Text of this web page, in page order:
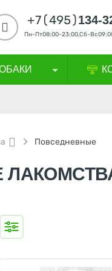
+7(495)134-
Пн-Пт08:00-23:00,Сб-
Повседневные